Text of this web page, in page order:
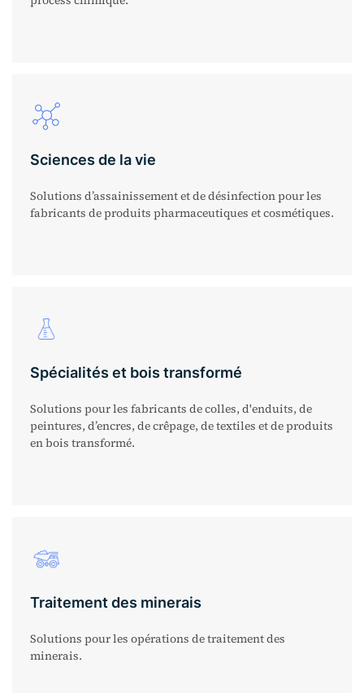
Sciences de la vie
Solutions d’assainissement et de désinfection pour les
fabricants de produits pharmaceutiques et cosmétiques.
Spécialités et bois transformé
Solutions pour les fabricants de colles, d'enduits, de
peintures, d’encres, de crêpage, de textiles et de produits
en bois transformé.
Traitement des minerais
Solutions pour les opérations de traitement des
minerais.